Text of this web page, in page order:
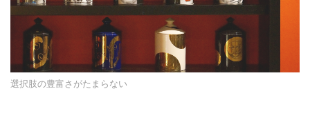
選択肢の豊富さがたまらない